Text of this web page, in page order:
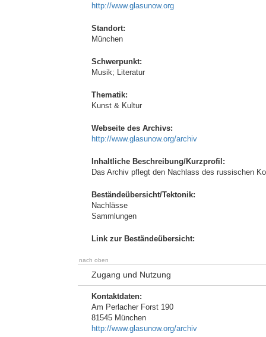
http://www.glasunow.org
Standort:
München
Schwerpunkt:
Musik; Literatur
Thematik:
Kunst & Kultur
Webseite des Archivs:
http://www.glasunow.org/archiv
Inhaltliche Beschreibung/Kurzprofil:
Das Archiv pflegt den Nachlass des russischen
Beständeübersicht/Tektonik:
Nachlässe
Sammlungen
Link zur Beständeübersicht:
nach oben
Zugang und Nutzung
Kontaktdaten:
Am Perlacher Forst 190
81545 München
http://www.glasunow.org/archiv